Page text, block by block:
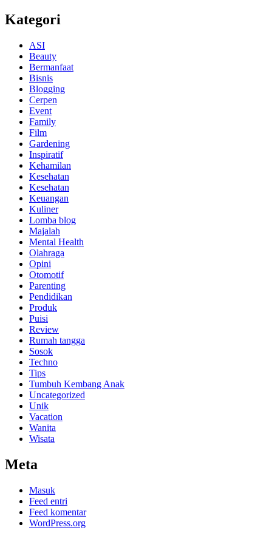
Kategori
ASI
Beauty
Bermanfaat
Bisnis
Blogging
Cerpen
Event
Family
Film
Gardening
Inspiratif
Kehamilan
Kesehatan
Kesehatan
Keuangan
Kuliner
Lomba blog
Majalah
Mental Health
Olahraga
Opini
Otomotif
Parenting
Pendidikan
Produk
Puisi
Review
Rumah tangga
Sosok
Techno
Tips
Tumbuh Kembang Anak
Uncategorized
Unik
Vacation
Wanita
Wisata
Meta
Masuk
Feed entri
Feed komentar
WordPress.org